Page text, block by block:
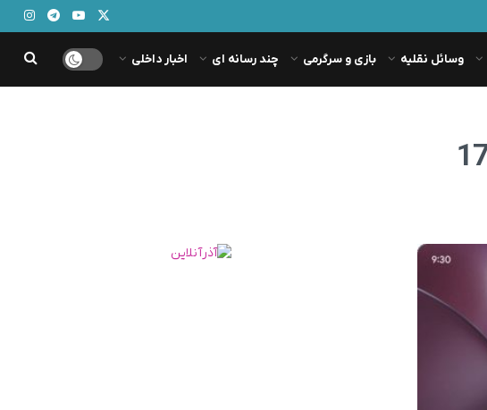
وسائل نقلیه بازی و سرگرمی چند رسانه ای اخبار داخلی